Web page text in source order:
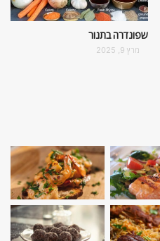
שפונדרה בתנור
מרץ 9, 2025